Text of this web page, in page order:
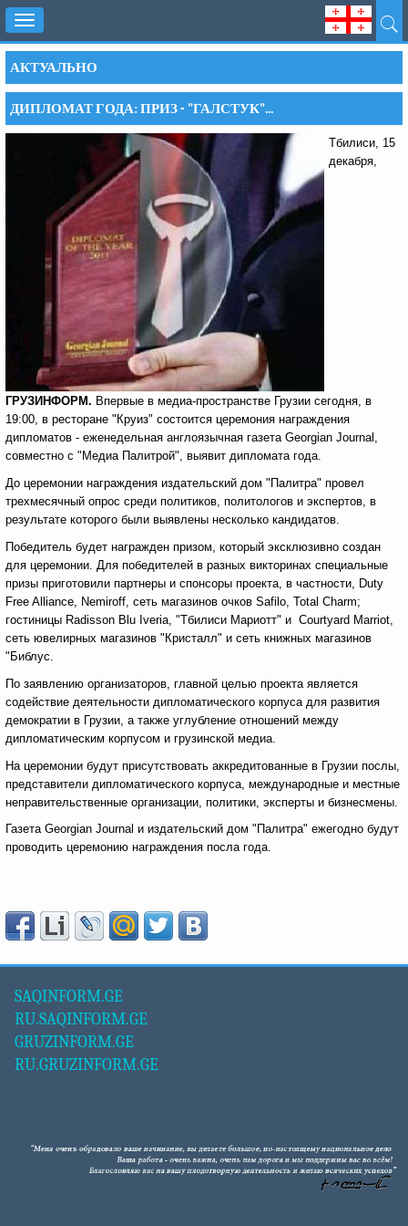
Toggle
navigation
АКТУАЛЬНО
ДИПЛОМАТ ГОДА: ПРИЗ - "ГАЛСТУК"...
Тбилиси, 15
декабря,
ГРУЗИНФОРМ. Впервые в медиа-пространстве Грузии сегодня, в
19:00, в ресторане "Круиз" состоится церемония награждения
дипломатов - еженедельная англоязычная газета Georgian Journal,
совместно с "Медиа Палитрой", выявит дипломата года.
До церемонии награждения издательский дом "Палитра" провел
трехмесячный опрос среди политиков, политологов и экспертов, в
результате которого были выявлены несколько кандидатов.
Победитель будет награжден призом, который эксклюзивно создан
для церемонии. Для победителей в разных викторинах специальные
призы приготовили партнеры и спонсоры проекта, в частности, Duty
Free Alliance, Nemiroff, сеть магазинов очков Safilo, Total Charm;
гостиницы Radisson Blu Iveria, "Тбилиси Мариотт" и Courtyard Marriot,
сеть ювелирных магазинов "Кристалл" и сеть книжных магазинов
"Библус.
По заявлению организаторов, главной целью проекта является
содействие деятельности дипломатического корпуса для развития
демократии в Грузии, а также углубление отношений между
дипломатическим корпусом и грузинской медиа.
На церемонии будут присутствовать аккредитованные в Грузии послы,
представители дипломатического корпуса, международные и местные
неправительственные организации, политики, эксперты и бизнесмены.
Газета Georgian Journal и издательский дом "Палитра" ежегодно будут
проводить церемонию награждения посла года.
SAQINFORM.GE
RU.SAQINFORM.GE
GRUZINFORM.GE
RU.GRUZINFORM.GE